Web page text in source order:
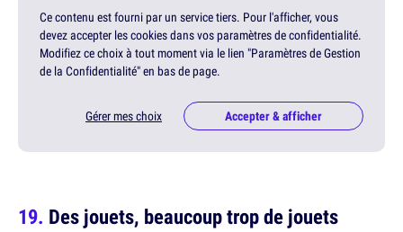
Ce contenu est fourni par un service tiers. Pour l'afficher, vous
devez accepter les cookies dans vos paramètres de confidentialité.
Modifiez ce choix à tout moment via le lien "Paramètres de Gestion
de la Confidentialité" en bas de page.
Gérer mes choix Accepter & afficher
Des jouets, beaucoup trop de jouets